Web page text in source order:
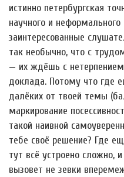
истинно петербургская
научного и
заинтересованные
так необычно, что с
— их ждёшь с
доклада. Потому что где
далёких от твоей темы
маркирование
такой наивной
тебе своё решение? Где
тут всё устроено сложно,
вызовет не зевки